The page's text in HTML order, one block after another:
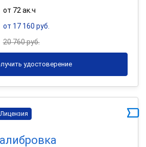
от 72 ак.ч
от 17 160 руб.
20 760 руб.
удостоверение
Лицензия